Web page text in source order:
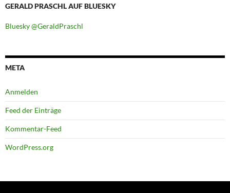
GERALD PRASCHL AUF BLUESKY
Bluesky @GeraldPraschl
META
Anmelden
Feed der Einträge
Kommentar-Feed
WordPress.org